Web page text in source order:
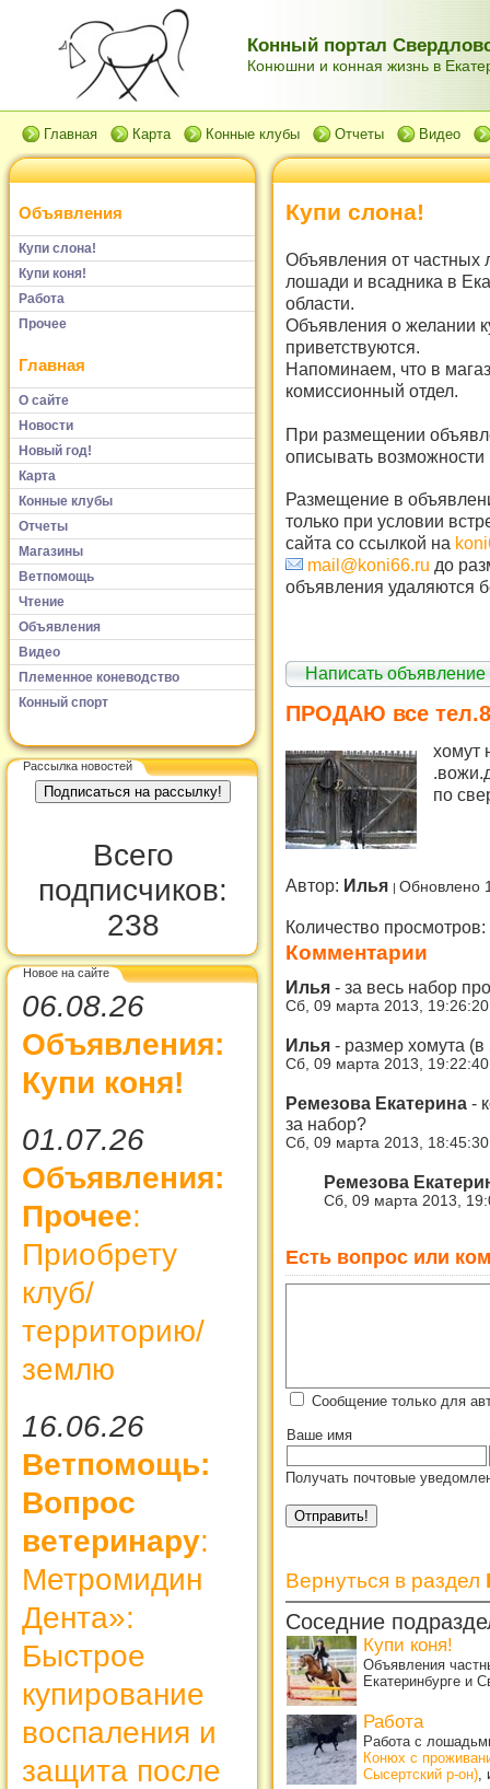
Конный портал
Конюшни и конная жизнь в
Главная Карта Конные клубы Отчеты Видео
Объявления
Купи слона!
Купи коня!
Работа
Прочее
Главная
О сайте
Новости
Новый год!
Карта
Конные клубы
Отчеты
Магазины
Ветпомощь
Чтение
Объявления
Видео
Племенное коневодство
Конный спорт
Рассылка новостей
Всего
подписчиков:
238
Новое на сайте
06.08.26
Объявления:
Купи коня!
01.07.26
Объявления:
Прочее:
Приобрету
клуб/
территорию/
землю
16.06.26
Ветпомощь:
Вопрос
ветеринару:
Метромидин
Дента»:
Быстрое
купирование
воспаления и
защита после
Купи слона!
Объявления от частных
лошади и всадника в
области.
Объявления о желании
приветствуются.
Напоминаем, что в
комиссионный отдел.
При размещении
описывать возможности
Размещение в
только при условии
сайта со ссылкой на
mail@koni66.ru до
объявления удаляются
Написать объявление
ПРОДАЮ все
хомут
по
Автор: Илья Обновлено
Количество просмотров:
Комментарии
Илья - за весь набор
Сб, 09 марта 2013,
Илья - размер хомута
Сб, 09 марта 2013,
Ремезова Екатерина -
за набор?
Сб, 09 марта 2013,
Ремезова
Сб, 09 марта 2013,
Есть вопрос или
Сообщение только для
Ваше имя
Получать почтовые
Вернуться в раздел
Соседние
Купи коня!
Объявления
Екатеринбурге и
Работа
Работа с
Конюх с
Сысертский р-он),